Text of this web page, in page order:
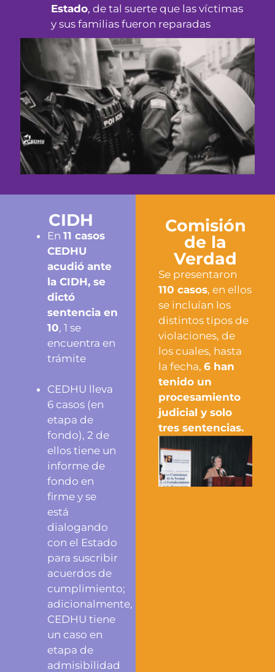
Estado, de tal suerte que las víctimas
y sus familias fueron reparadas
CIDH
En 11 casos
CEDHU
acudió ante
la CIDH, se
dictó
sentencia en
10, 1 se
encuentra en
trámite
CEDHU lleva
6 casos (en
etapa de
fondo), 2 de
ellos tiene un
informe de
fondo en
firme y se
está
dialogando
con el Estado
para suscribir
acuerdos de
cumplimiento;
adicionalmente,
CEDHU tiene
un caso en
etapa de
admisibilidad
Comisión
de la
Verdad
Se presentaron
110 casos, en ellos
se incluían los
distintos tipos de
violaciones, de
los cuales, hasta
la fecha,6 han
tenido un
procesamiento
judicial y solo
tres sentencias.